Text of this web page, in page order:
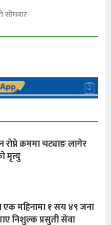
सोमवार
राेप्ने क्रममा चट्याङ लागेर
मृत्यु
एक महिनामा १ सय ४९ जना
निशुल्क प्रसुती सेवा